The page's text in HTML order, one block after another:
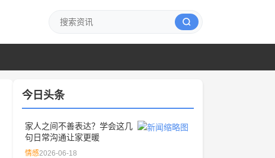
今日头条
家人之间不善表达？学会这几
句日常沟通让家更暖
情感2026-06-18